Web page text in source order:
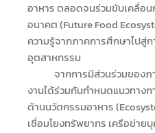
อาหาร ตลอดจนร่วมขับเคลื่อน
อนาคต (Future Food
ความรู้จากภาคการศึกษาไปสู่ก
อุตสาหกรรม
จากการมีส่วนร่วมของ
งานได้ร่วมกันกำหนดแนวทาง
ด้านนวัตกรรมอาหาร
เชื่อมโยงทรัพยากร เครือข่าย